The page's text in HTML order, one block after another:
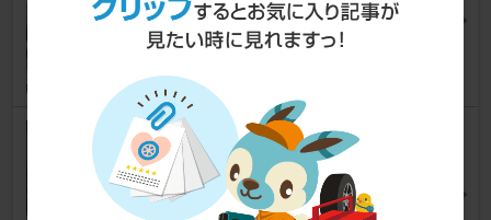
4Takeさん
9
1
シフトカバーステッチを赤へ
ゴルフ ヴァリアント [ゴルフ7]
ATSUJIRODESUさん
38
1